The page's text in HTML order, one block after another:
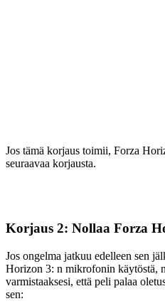
Jos tämä korjaus toimii, Forza
seuraavaa korjausta.
Korjaus 2: Nollaa Forza
Jos ongelma jatkuu edelleen sen
Horizon 3: n mikrofonin käytöstä,
varmistaaksesi, että peli palaa
sen: